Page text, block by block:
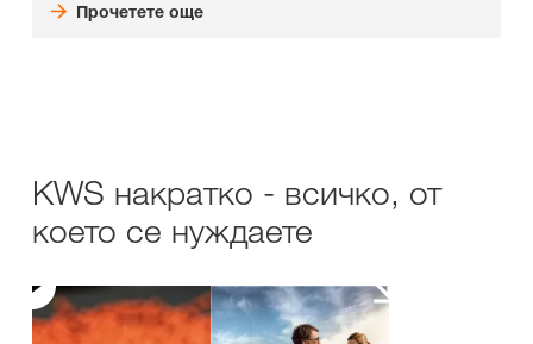
Прочетете още
KWS накратко - всичко, от
което се нуждаете